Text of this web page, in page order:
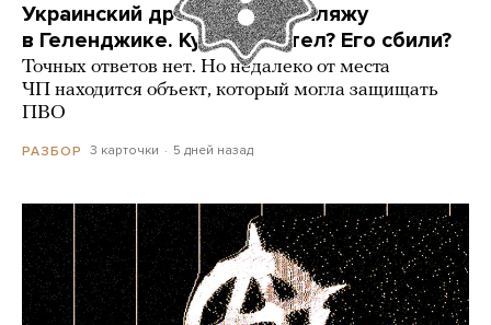
Украинский дрон попал по пляжу
в Геленджике. Куда он летел? Его сбили?
Точных ответов нет. Но недалеко от места
ЧП находится объект, который могла защищать
ПВО
РАЗБОР 3 карточки 5 дней назад